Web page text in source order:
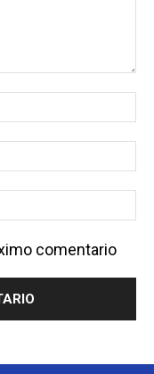
comentario